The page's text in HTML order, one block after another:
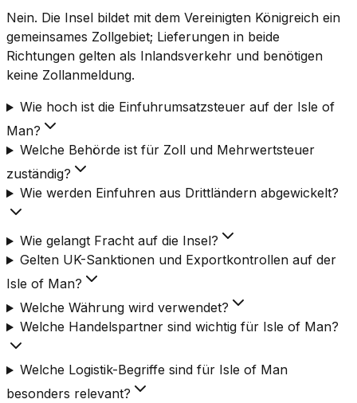
Nein. Die Insel bildet mit dem Vereinigten Königreich ein
gemeinsames Zollgebiet; Lieferungen in beide
Richtungen gelten als Inlandsverkehr und benötigen
keine Zollanmeldung.
Wie hoch ist die Einfuhrumsatzsteuer auf der Isle of
Man?
Welche Behörde ist für Zoll und Mehrwertsteuer
zuständig?
Wie werden Einfuhren aus Drittländern abgewickelt?
Wie gelangt Fracht auf die Insel?
Gelten UK-Sanktionen und Exportkontrollen auf der
Isle of Man?
Welche Währung wird verwendet?
Welche Handelspartner sind wichtig für Isle of Man?
Welche Logistik-Begriffe sind für Isle of Man
besonders relevant?